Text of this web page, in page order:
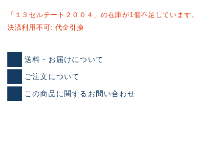
「１３セルテート２００４」の在庫が1個不足しています。
決済利用不可: 代金引換
送料・お届けについて
ご注文について
この商品に関するお問い合わせ